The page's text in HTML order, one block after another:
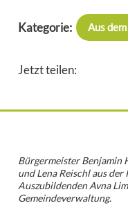
Kategorie: Aus
Jetzt teilen:
Bürgermeister Benjamin
und Lena Reischl aus
Auszubildenden Avna
Gemeindeverwaltung.